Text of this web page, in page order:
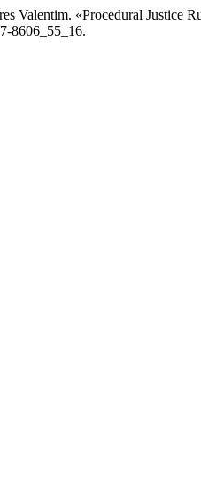
Valentim. «Procedural Justice
8606_55_16.